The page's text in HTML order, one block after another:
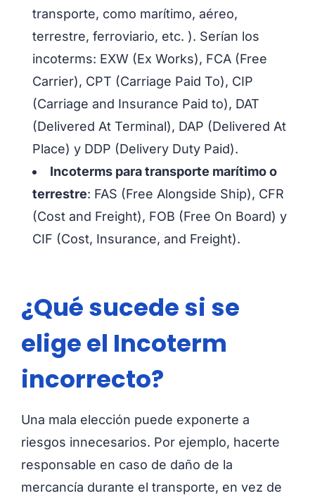
transporte, como marítimo, aéreo,
terrestre, ferroviario, etc. ). Serían los
incoterms: EXW (Ex Works), FCA (Free
Carrier), CPT (Carriage Paid To), CIP
(Carriage and Insurance Paid to), DAT
(Delivered At Terminal), DAP (Delivered At
Place) y DDP (Delivery Duty Paid).
Incoterms para transporte marítimo o
terrestre: FAS (Free Alongside Ship), CFR
(Cost and Freight), FOB (Free On Board) y
CIF (Cost, Insurance, and Freight).
¿Qué sucede si se
elige el Incoterm
incorrecto?
Una mala elección puede exponerte a
riesgos innecesarios. Por ejemplo, hacerte
responsable en caso de daño de la
mercancía durante el transporte, en vez de